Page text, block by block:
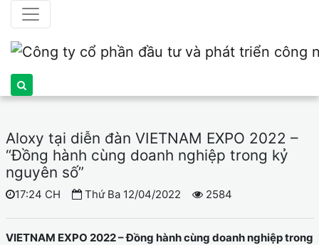
Aloxy tại diễn đàn VIETNAM EXPO 2022 –
“Đồng hành cùng doanh nghiệp trong kỷ
nguyên số”
17:24 CH Thứ Ba 12/04/2022 2584
VIETNAM EXPO 2022 – Đồng hành cùng doanh nghiệp trong